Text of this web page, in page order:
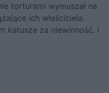
torturami wymuszał na
ich właściciela.
katusze za niewinność. I